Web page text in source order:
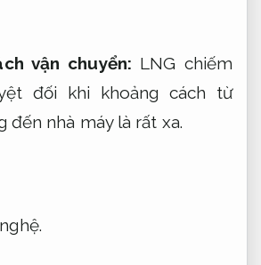
vận chuyển: LNG chiếm
đối khi khoảng cách từ
đến nhà máy là rất xa.